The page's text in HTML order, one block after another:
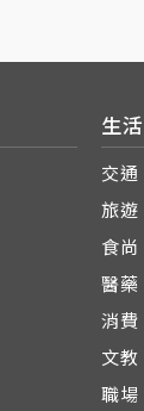
生活
交通
旅遊
食尚
醫藥
消費
文教
職場